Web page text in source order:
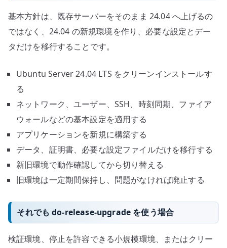
基本方針は、既存サーバーをそのまま 24.04 へ上げるの
ではなく、24.04 の新規環境を作り、必要な設定とデー
タだけを移行することです。
Ubuntu Server 24.04 LTS をクリーンインストールす
る
ネットワーク、ユーザー、SSH、時刻同期、ファイア
ウォールなどの基本設定を適用する
アプリケーションを新規に構築する
データ、証明書、必要な設定ファイルだけを移行する
新旧環境で動作確認してから切り替える
旧環境は一定期間保持し、問題がなければ廃止する
それでも do-release-upgrade を使う場合
検証環境、停止を許容できる小規模環境、またはクリー